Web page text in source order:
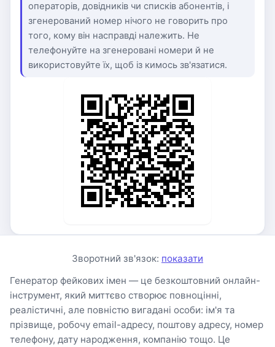
операторів, довідників чи списків абонентів, і
згенерований номер нічого не говорить про
того, кому він насправді належить. Не
телефонуйте на згенеровані номери й не
використовуйте їх, щоб із кимось зв'язатися.
Зворотний зв'язок: показати
Генератор фейкових імен — це безкоштовний онлайн-
інструмент, який миттєво створює повноцінні,
реалістичні, але повністю вигадані особи: ім'я та
прізвище, робочу email-адресу, поштову адресу, номер
телефону, дату народження, компанію тощо. Це